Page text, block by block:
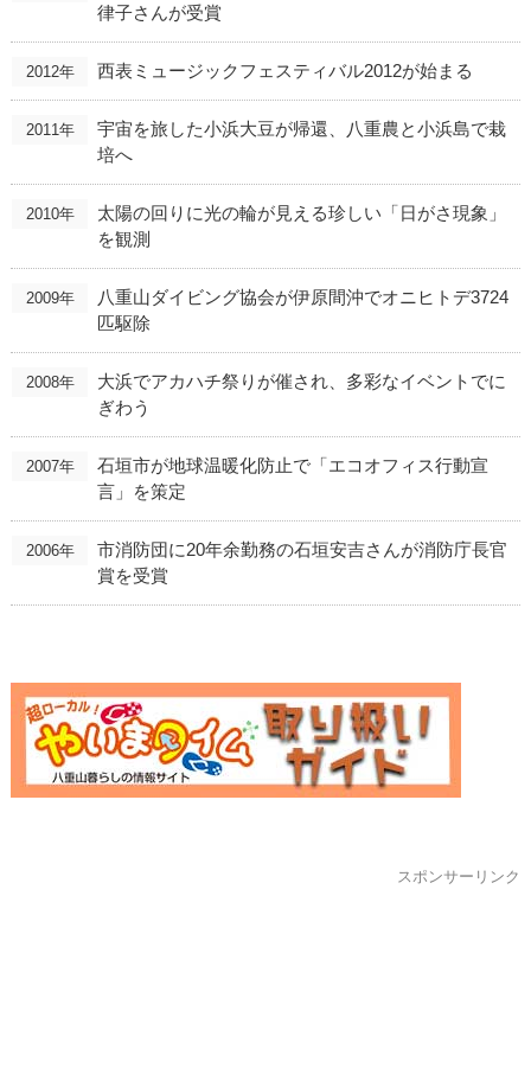
律子さんが受賞
2012年 西表ミュージックフェスティバル2012が始まる
2011年
宇宙を旅した小浜大豆が帰還、八重農と小浜島で栽
培へ
2010年
太陽の回りに光の輪が見える珍しい「日がさ現象」
を観測
2009年
八重山ダイビング協会が伊原間沖でオニヒトデ3724
匹駆除
2008年
大浜でアカハチ祭りが催され、多彩なイベントでに
ぎわう
2007年
石垣市が地球温暖化防止で「エコオフィス行動宣
言」を策定
2006年
市消防団に20年余勤務の石垣安吉さんが消防庁長官
賞を受賞
スポンサーリンク